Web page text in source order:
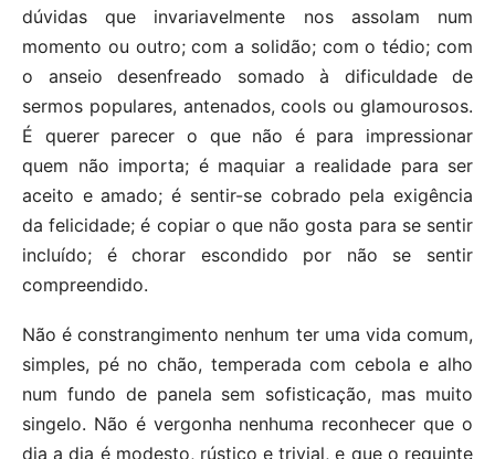
dúvidas que invariavelmente nos assolam num
momento ou outro; com a solidão; com o tédio; com
o anseio desenfreado somado à dificuldade de
sermos populares, antenados, cools ou glamourosos.
É querer parecer o que não é para impressionar
quem não importa; é maquiar a realidade para ser
aceito e amado; é sentir-se cobrado pela exigência
da felicidade; é copiar o que não gosta para se sentir
incluído; é chorar escondido por não se sentir
compreendido.
Não é constrangimento nenhum ter uma vida comum,
simples, pé no chão, temperada com cebola e alho
num fundo de panela sem sofisticação, mas muito
singelo. Não é vergonha nenhuma reconhecer que o
dia a dia é modesto, rústico e trivial, e que o requinte